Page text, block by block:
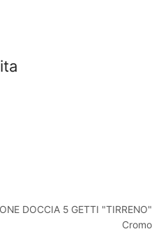
DOCCIA 5 GETTI "TIRRENO"
Cromo